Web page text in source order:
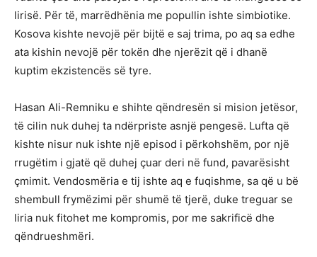
lirisë. Për të, marrëdhënia me popullin ishte simbiotike.
Kosova kishte nevojë për bijtë e saj trima, po aq sa edhe
ata kishin nevojë për tokën dhe njerëzit që i dhanë
kuptim ekzistencës së tyre.
Hasan Ali-Remniku e shihte qëndresën si mision jetësor,
të cilin nuk duhej ta ndërpriste asnjë pengesë. Lufta që
kishte nisur nuk ishte një episod i përkohshëm, por një
rrugëtim i gjatë që duhej çuar deri në fund, pavarësisht
çmimit. Vendosmëria e tij ishte aq e fuqishme, sa që u bë
shembull frymëzimi për shumë të tjerë, duke treguar se
liria nuk fitohet me kompromis, por me sakrificë dhe
qëndrueshmëri.